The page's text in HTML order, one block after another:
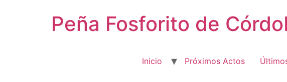
Peña Fosforito de
Inicio Próximos Actos